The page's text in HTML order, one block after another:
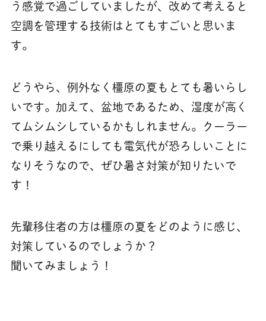
う感覚で過ごしていましたが、改めて考えると
空調を管理する技術はとてもすごいと思いま
す。
どうやら、例外なく橿原の夏もとても暑いらし
いです。加えて、盆地であるため、湿度が高く
てムシムシしているかもしれません。クーラー
で乗り越えるにしても電気代が恐ろしいことに
なりそうなので、ぜひ暑さ対策が知りたいで
す！
先輩移住者の方は橿原の夏をどのように感じ、
対策しているのでしょうか？
聞いてみましょう！